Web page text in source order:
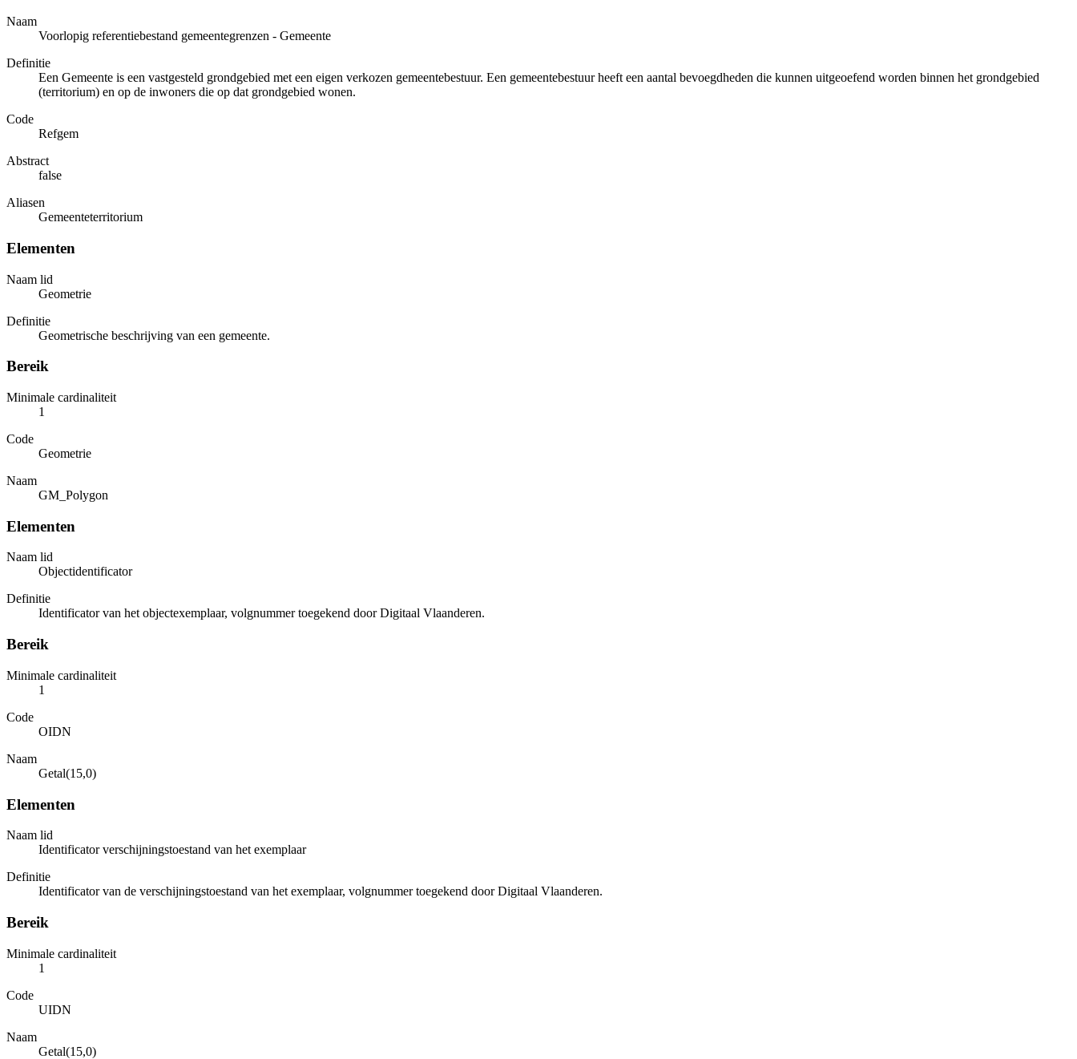
Naam
Voorlopig referentiebestand gemeentegrenzen - Gemeente
Definitie
Een Gemeente is een vastgesteld grondgebied met een eigen verkozen gemeentebestuur. Een gemeentebestuur heeft een aantal bevoegdheden die kunnen uitgeoefend worden binnen het grondgebied
(territorium) en op de inwoners die op dat grondgebied wonen.
Code
Refgem
Abstract
false
Aliasen
Gemeenteterritorium
Elementen
Naam lid
Geometrie
Definitie
Geometrische beschrijving van een gemeente.
Bereik
Minimale cardinaliteit
1
Code
Geometrie
Naam
GM_Polygon
Elementen
Naam lid
Objectidentificator
Definitie
Identificator van het objectexemplaar, volgnummer toegekend door Digitaal Vlaanderen.
Bereik
Minimale cardinaliteit
1
Code
OIDN
Naam
Getal(15,0)
Elementen
Naam lid
Identificator verschijningstoestand van het exemplaar
Definitie
Identificator van de verschijningstoestand van het exemplaar, volgnummer toegekend door Digitaal Vlaanderen.
Bereik
Minimale cardinaliteit
1
Code
UIDN
Naam
Getal(15,0)